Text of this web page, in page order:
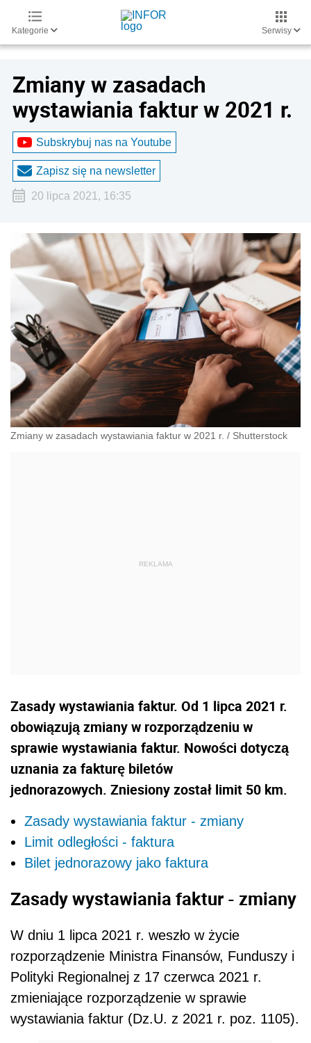
Kategorie Serwisy
Zmiany w zasadach
wystawiania faktur w 2021 r.
Subskrybuj nas na Youtube
Zapisz się na newsletter
20 lipca 2021, 16:35
Zmiany w zasadach wystawiania faktur w 2021 r. / Shutterstock
Zasady wystawiania faktur. Od 1 lipca 2021 r.
obowiązują zmiany w rozporządzeniu w
sprawie wystawiania faktur. Nowości dotyczą
uznania za fakturę biletów
jednorazowych. Zniesiony został limit 50 km.
Zasady wystawiania faktur - zmiany
Limit odległości - faktura
Bilet jednorazowy jako faktura
Zasady wystawiania faktur - zmiany
W dniu 1 lipca 2021 r. weszło w życie
rozporządzenie Ministra Finansów, Funduszy i
Polityki Regionalnej z 17 czerwca 2021 r.
zmieniające rozporządzenie w sprawie
wystawiania faktur (Dz.U. z 2021 r. poz. 1105).